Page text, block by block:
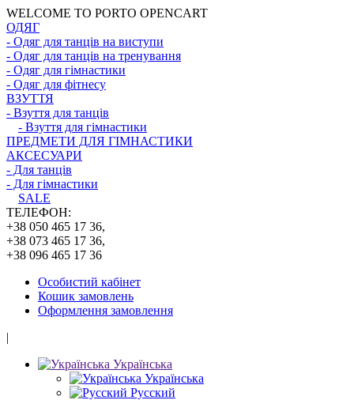
WELCOME TO PORTO OPENCART
ОДЯГ
- Одяг для танців на виступи
- Одяг для танців на тренування
- Одяг для гімнастики
- Одяг для фітнесу
ВЗУТТЯ
- Взуття для танців
- Взуття для гімнастики
ПРЕДМЕТИ ДЛЯ ГІМНАСТИКИ
АКСЕСУАРИ
- Для танців
- Для гімнастики
SALE
ТЕЛЕФОН:
+38 050 465 17 36,
+38 073 465 17 36,
+38 096 465 17 36
Особистий кабінет
Кошик замовлень
Оформлення замовлення
|
Українська
Українська
Русский